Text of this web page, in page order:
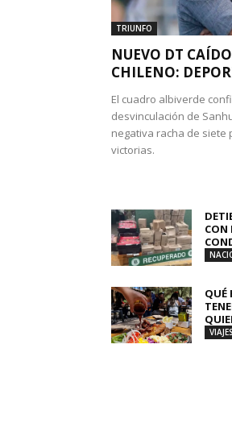
TRIUNFO
NUEVO DT
CHILENO:
El cuadro albiverde
desvinculación de
negativa racha de siete
victorias.
QUÉ
VIAJES